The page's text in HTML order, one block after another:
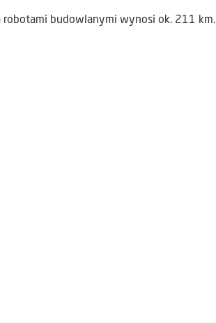
robotami budowlanymi wynosi ok. 211 km.